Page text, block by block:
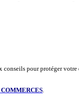
conseils pour protéger